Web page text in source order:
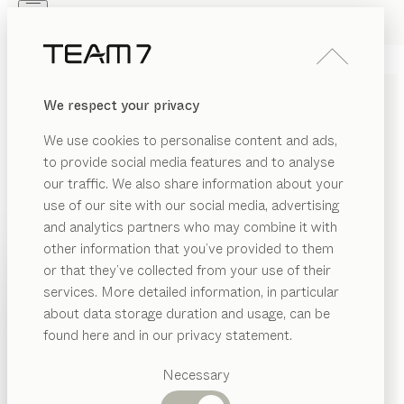
We respect your privacy
We use cookies to personalise content and ads,
to provide social media features and to analyse
our traffic. We also share information about your
use of our site with our social media, advertising
and analytics partners who may combine it with
other information that you’ve provided to them
or that they’ve collected from your use of their
services. More detailed information, in particular
about data storage duration and usage, can be
found here and in our privacy statement.
Necessary
PRODUITS
INSPIRATION
REVENDEUR
Catégories
suggérées
PRODUITS
INSPIRATION
QUI SOMMES-NOUS
REVENDEUR
VITRINES ÉLÉGANTES EN
BOIS MASSIF TEAM 7
Nos vitrines rehaussent le côté convivial de votre
table de repas. Grâce au large choix de finitions et de
modèles, vous pourrez créer la vôtre qui se fondera
dans votre salle à manger.
...lire plus
MATÉRIAU FINITION TOUS LES FILTRES
vitrinesfiligno
Sebastian Desch
AFFICHER